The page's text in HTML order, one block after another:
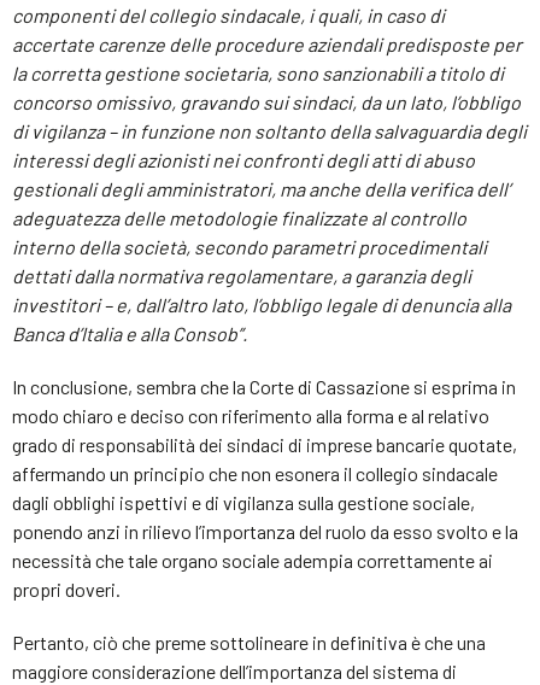
componenti del collegio sindacale, i quali, in caso di
accertate carenze delle procedure aziendali predisposte per
la corretta gestione societaria, sono sanzionabili a titolo di
concorso omissivo, gravando sui sindaci, da un lato, l’obbligo
di vigilanza – in funzione non soltanto della salvaguardia degli
interessi degli azionisti nei confronti degli atti di abuso
gestionali degli amministratori, ma anche della verifica dell’
adeguatezza delle metodologie finalizzate al controllo
interno della società, secondo parametri procedimentali
dettati dalla normativa regolamentare, a garanzia degli
investitori – e, dall’altro lato, l’obbligo legale di denuncia alla
Banca d’Italia e alla Consob”.
In conclusione, sembra che la Corte di Cassazione si esprima in
modo chiaro e deciso con riferimento alla forma e al relativo
grado di responsabilità dei sindaci di imprese bancarie quotate,
affermando un principio che non esonera il collegio sindacale
dagli obblighi ispettivi e di vigilanza sulla gestione sociale,
ponendo anzi in rilievo l’importanza del ruolo da esso svolto e la
necessità che tale organo sociale adempia correttamente ai
propri doveri.
Pertanto, ciò che preme sottolineare in definitiva è che una
maggiore considerazione dell’importanza del sistema di